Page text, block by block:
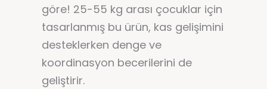
göre! 25-55 kg arası çocuklar için
tasarlanmış bu ürün, kas gelişimini
desteklerken denge ve
koordinasyon becerilerini de
geliştirir.